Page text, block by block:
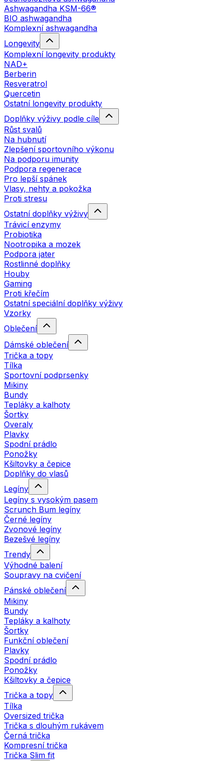
Ashwagandha KSM-66®
BIO ashwagandha
Komplexní ashwagandha
Longevity
Komplexní longevity produkty
NAD+
Berberin
Resveratrol
Quercetin
Ostatní longevity produkty
Doplňky výživy podle cíle
Růst svalů
Na hubnutí
Zlepšení sportovního výkonu
Na podporu imunity
Podpora regenerace
Pro lepší spánek
Vlasy, nehty a pokožka
Proti stresu
Ostatní doplňky výživy
Trávicí enzymy
Probiotika
Nootropika a mozek
Podpora jater
Rostlinné doplňky
Houby
Gaming
Proti křečím
Ostatní speciální doplňky výživy
Vzorky
Oblečení
Dámské oblečení
Trička a topy
Tílka
Sportovní podprsenky
Mikiny
Bundy
Tepláky a kalhoty
Šortky
Overaly
Plavky
Spodní prádlo
Ponožky
Kšiltovky a čepice
Doplňky do vlasů
Legíny
Legíny s vysokým pasem
Scrunch Bum legíny
Černé legíny
Zvonové legíny
Bezešvé legíny
Trendy
Výhodné balení
Soupravy na cvičení
Pánské oblečení
Mikiny
Bundy
Tepláky a kalhoty
Šortky
Funkční oblečení
Plavky
Spodní prádlo
Ponožky
Kšiltovky a čepice
Trička a topy
Tílka
Oversized trička
Trička s dlouhým rukávem
Černá trička
Kompresní trička
Trička Slim fit